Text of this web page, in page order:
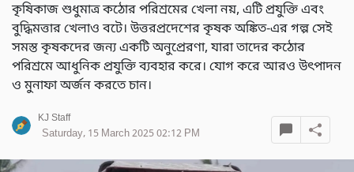
কৃষিকাজ শুধুমাত্র কঠোর পরিশ্রমের খেলা নয়, এটি প্রযুক্তি এবং
বুদ্ধিমত্তার খেলাও বটে। উত্তরপ্রদেশের কৃষক অঙ্কিত-এর গল্প সেই
সমস্ত কৃষকদের জন্য একটি অনুপ্রেরণা, যারা তাদের কঠোর
পরিশ্রমে আধুনিক প্রযুক্তি ব্যবহার করে। যোগ করে আরও উৎপাদন
ও মুনাফা অর্জন করতে চান।
KJ Staff
Saturday, 15 March 2025 02:12 PM